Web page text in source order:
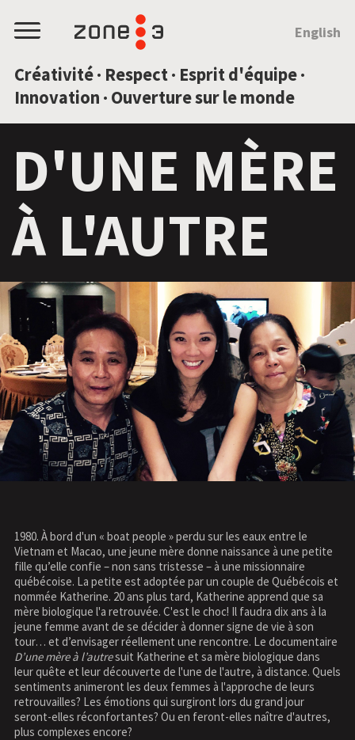
Menu
Créativité · Respect · Esprit d'équipe ·
Innovation · Ouverture sur le monde
English
D'UNE MÈRE
À L'AUTRE
1980. À bord d'un « boat people » perdu sur les eaux entre le
Vietnam et Macao, une jeune mère donne naissance à une petite
fille qu’elle confie – non sans tristesse – à une missionnaire
québécoise. La petite est adoptée par un couple de Québécois et
nommée Katherine. 20 ans plus tard, Katherine apprend que sa
mère biologique l'a retrouvée. C'est le choc! Il faudra dix ans à la
jeune femme avant de se décider à donner signe de vie à son
tour… et d’envisager réellement une rencontre. Le documentaire
D’une mère à l’autresuit Katherine et sa mère biologique dans
leur quête et leur découverte de l'une de l'autre, à distance. Quels
sentiments animeront les deux femmes à l'approche de leurs
retrouvailles? Les émotions qui surgiront lors du grand jour
seront-elles réconfortantes? Ou en feront-elles naître d'autres,
plus complexes encore?